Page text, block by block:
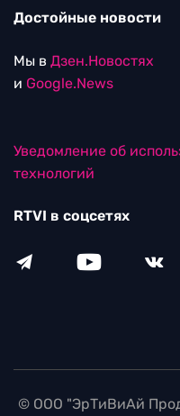
Достойные новости
Мы в Дзен.Новостях
и Google.News
Уведомление об
технологий
RTVI в соцсетях
© ООО "ЭрТиВиАй